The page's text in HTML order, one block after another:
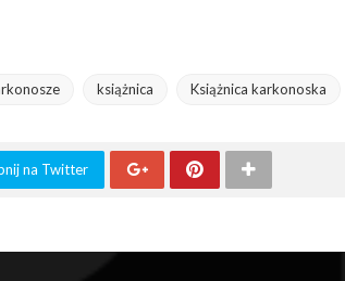
książnica Książnica karkonoska
na Twitter